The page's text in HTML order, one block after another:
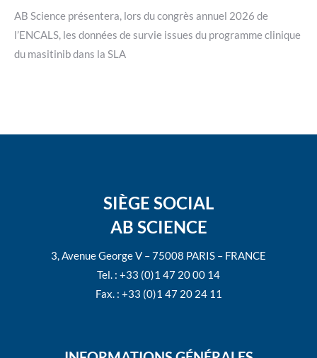
AB Science présentera, lors du congrès annuel 2026 de
l’ENCALS, les données de survie issues du programme clinique
du masitinib dans la SLA
SIÈGE SOCIAL
AB SCIENCE
3, Avenue George V – 75008 PARIS – FRANCE
Tel. : +33 (0)1 47 20 00 14
Fax. : +33 (0)1 47 20 24 11